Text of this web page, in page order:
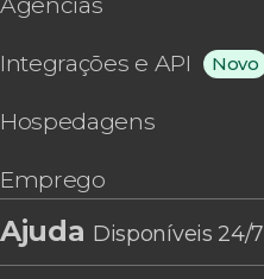
Integrações e API Novo
Hospedagens
Emprego
Ajuda Disponíveis 24/7